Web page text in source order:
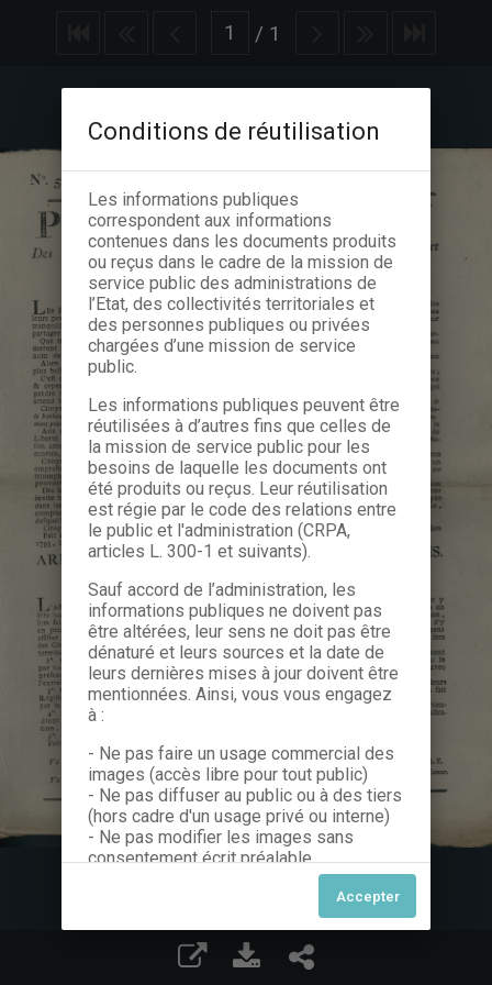
/ 1
Conditions de réutilisation
Les informations publiques
correspondent aux informations
contenues dans les documents produits
ou reçus dans le cadre de la mission de
service public des administrations de
l’Etat, des collectivités territoriales et
des personnes publiques ou privées
chargées d’une mission de service
public.
Les informations publiques peuvent être
réutilisées à d’autres fins que celles de
la mission de service public pour les
besoins de laquelle les documents ont
été produits ou reçus. Leur réutilisation
est régie par le code des relations entre
le public et l'administration (CRPA,
articles L. 300-1 et suivants).
Sauf accord de l’administration, les
informations publiques ne doivent pas
être altérées, leur sens ne doit pas être
dénaturé et leurs sources et la date de
leurs dernières mises à jour doivent être
mentionnées. Ainsi, vous vous engagez
à :
- Ne pas faire un usage commercial des
images (accès libre pour tout public)
- Ne pas diffuser au public ou à des tiers
(hors cadre d'un usage privé ou interne)
- Ne pas modifier les images sans
consentement écrit préalable
Dans le cas contraire, nous vous invitons
à nous contacter afin de solliciter le type
de Licence souhaitée parmi celles
proposées et le cas échéant, acquitter